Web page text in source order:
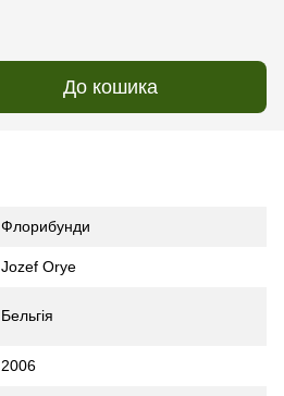
До кошика
Флорибунди
Jozef Orye
Бельгія
2006